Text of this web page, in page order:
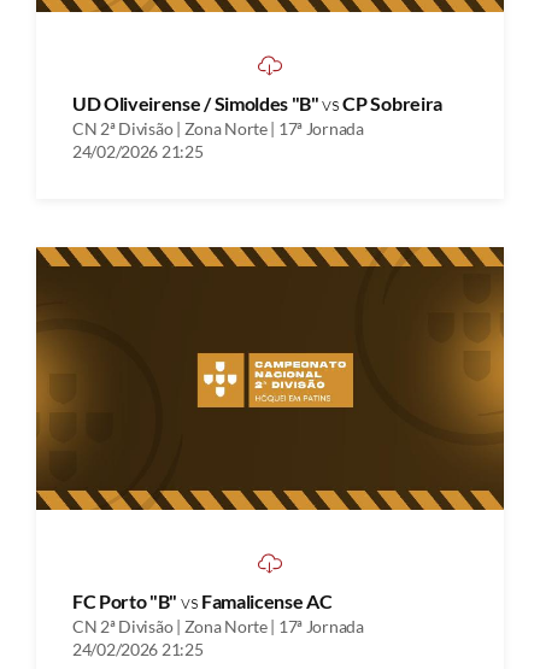
UD Oliveirense / Simoldes "B"vsCP Sobreira
CN 2ª Divisão | Zona Norte | 17ª Jornada
24/02/2026 21:25
FC Porto "B" vs Famalicense AC
CN 2ª Divisão | Zona Norte | 17ª Jornada
24/02/2026 21:25